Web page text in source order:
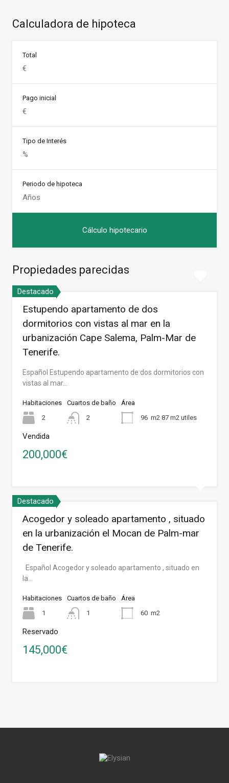
Calculadora de hipoteca
Total
Pago inicial
Tipo de Interés
Periodo de hipoteca
Propiedades parecidas
Destacado
Estupendo apartamento de dos
dormitorios con vistas al mar en la
urbanización Cape Salema, Palm-Mar de
Tenerife.
Español Estupendo apartamento de dos dormitorios con
vistas al mar…
Habitaciones
2
Cuartos de baño
2
Área
96 m2 87 m2 utiles
Vendida
200,000€
Destacado
Acogedor y soleado apartamento , situado
en la urbanización el Mocan de Palm-mar
de Tenerife.
Español Acogedor y soleado apartamento , situado en
la…
Habitaciones
1
Cuartos de baño
1
Área
60 m2
Reservado
145,000€